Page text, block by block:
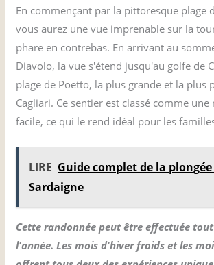
En commençant par la pittoresque plage
vous aurez une vue imprenable sur la
phare en contrebas. En arrivant au
Diavolo, la vue s'étend jusqu'au golfe de
plage de Poetto, la plus grande et la plus
Cagliari. Ce sentier est classé comme
facile, ce qui le rend idéal pour les
LIRE Guide complet de la plongée
Sardaigne
Cette randonnée peut être effectuée
l'année. Les mois d'hiver froids et les